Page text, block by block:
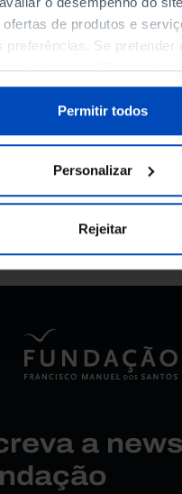
de produtos e
preferências. Se pretender
clique em
através da gestão de
de Cookies.
Permitir todos
Personalizar
Rejeitar
explicação
35 MIN
a